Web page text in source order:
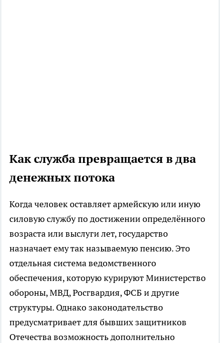
Как служба превращается в два
денежных потока
Когда человек оставляет армейскую или иную
силовую службу по достижении определённого
возраста или выслуги лет, государство
назначает ему так называемую пенсию. Это
отдельная система ведомственного
обеспечения, которую курируют Министерство
обороны, МВД, Росгвардия, ФСБ и другие
структуры. Однако законодательство
предусматривает для бывших защитников
Отечества возможность дополнительно